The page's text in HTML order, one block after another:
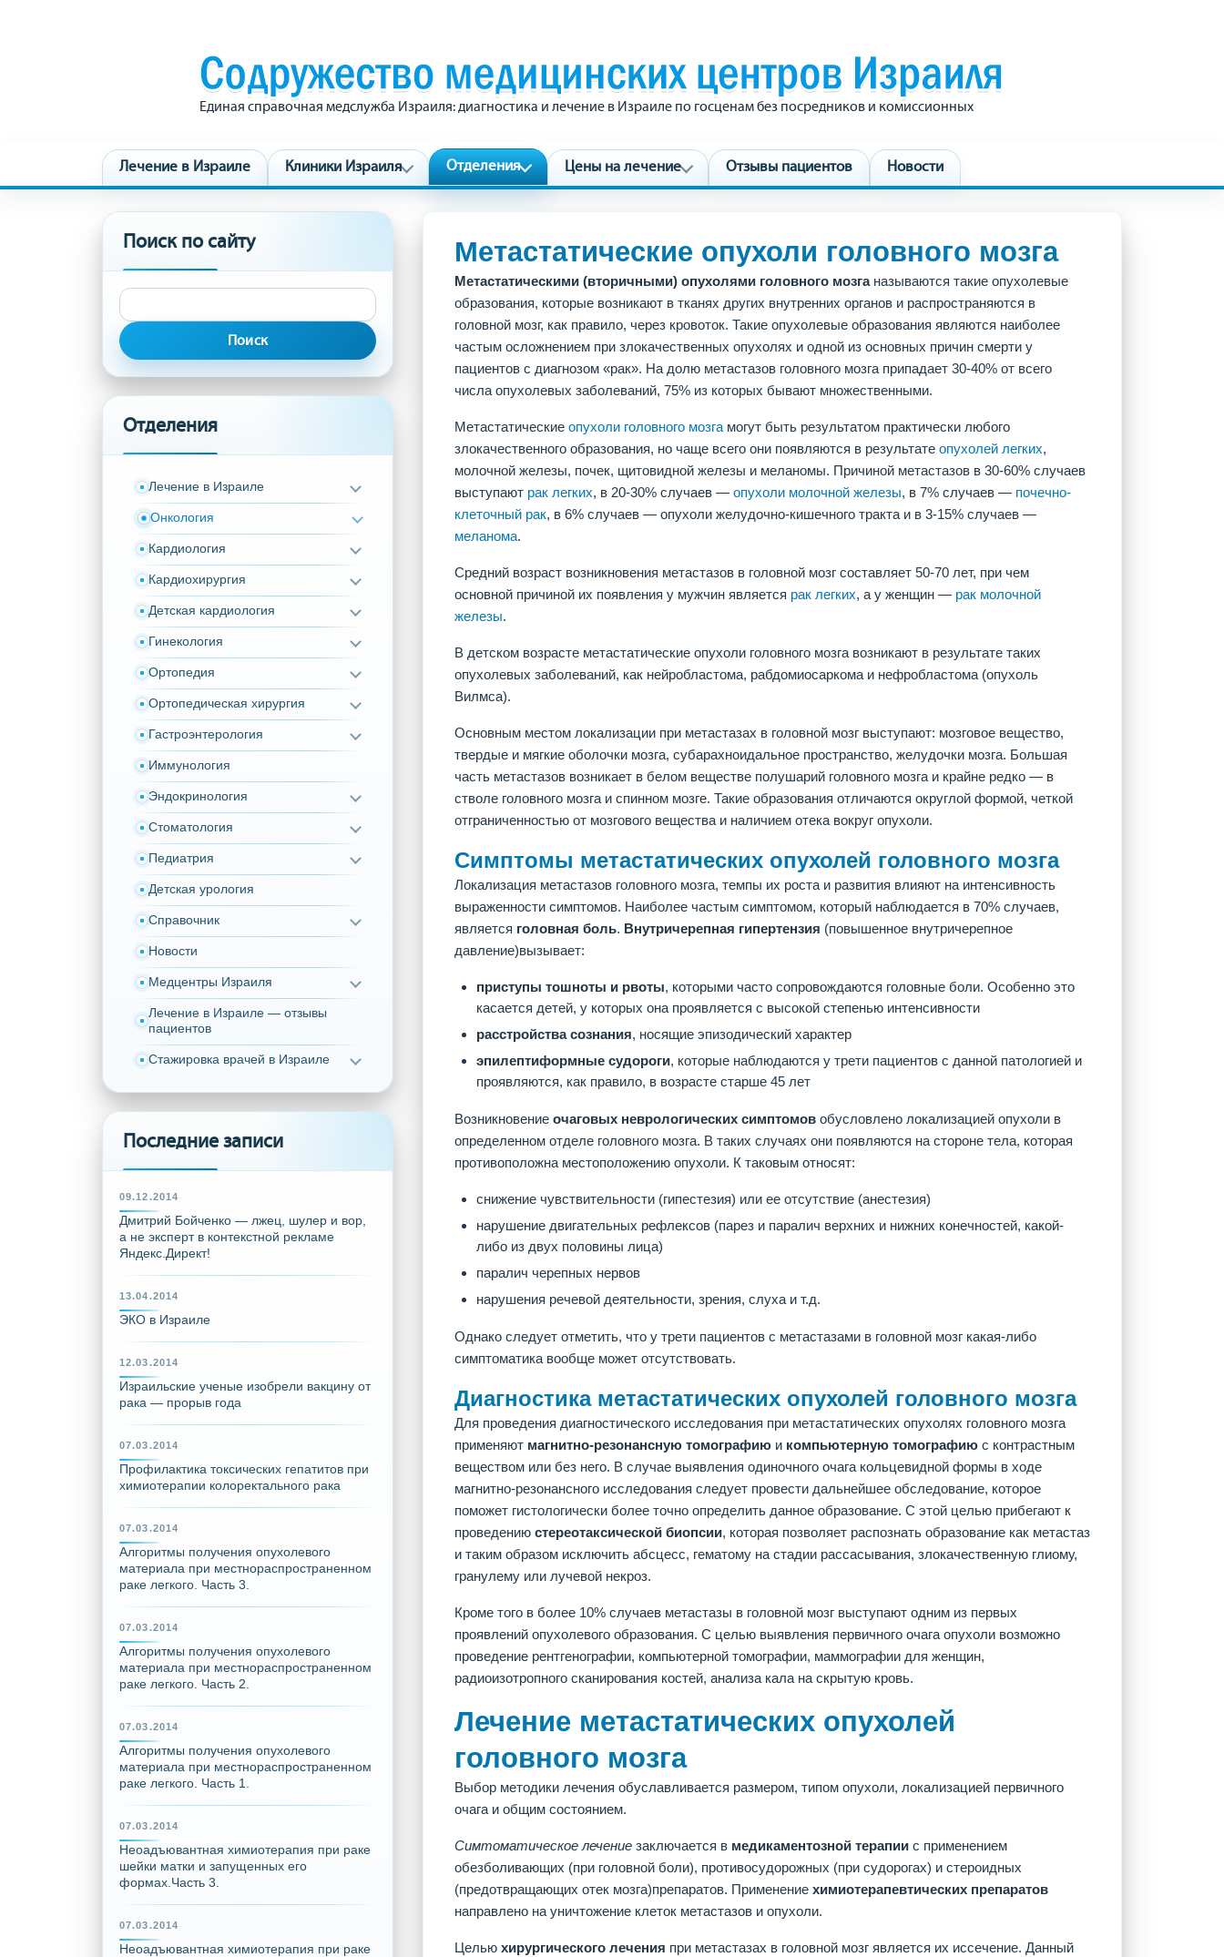
Единая справочная медслужба Израиля: диагностика и лечение в Израиле по госценам без посредников и комиссионных
Лечение в Израиле Клиники Израиля Отделения Цены на лечение Отзывы пациентов Новости
Поиск по сайту
Найти:
Отделения
Лечение в Израиле
Онкология
Кардиология
Кардиохирургия
Детская кардиология
Гинекология
Ортопедия
Ортопедическая хирургия
Гастроэнтерология
Иммунология
Эндокринология
Стоматология
Педиатрия
Детская урология
Справочник
Новости
Медцентры Израиля
Лечение в Израиле — отзывы
пациентов
Стажировка врачей в Израиле
Последние записи
09.12.2014
Дмитрий Бойченко — лжец, шулер и вор,
а не эксперт в контекстной рекламе
Яндекс.Директ!
13.04.2014
ЭКО в Израиле
12.03.2014
Израильские ученые изобрели вакцину от
рака — прорыв года
07.03.2014
Профилактика токсических гепатитов при
химиотерапии колоректального рака
07.03.2014
Алгоритмы получения опухолевого
материала при местнораспространенном
раке легкого. Часть 3.
07.03.2014
Алгоритмы получения опухолевого
материала при местнораспространенном
раке легкого. Часть 2.
07.03.2014
Алгоритмы получения опухолевого
материала при местнораспространенном
раке легкого. Часть 1.
07.03.2014
Неоадъювантная химиотерапия при раке
шейки матки и запущенных его
формах.Часть 3.
07.03.2014
Неоадъювантная химиотерапия при раке
Метастатические опухоли головного мозга
Метастатическими (вторичными) опухолями головного мозганазываются такие опухолевые
образования, которые возникают в тканях других внутренних органов и распространяются в
головной мозг, как правило, через кровоток. Такие опухолевые образования являются наиболее
частым осложнением при злокачественных опухолях и одной из основных причин смерти у
пациентов с диагнозом «рак». На долю метастазов головного мозга припадает 30-40% от всего
числа опухолевых заболеваний, 75% из которых бывают множественными.
Метастатические опухоли головного мозга могут быть результатом практически любого
злокачественного образования, но чаще всего они появляются в результате опухолей легких,
молочной железы, почек, щитовидной железы и меланомы. Причиной метастазов в 30-60% случаев
выступают рак легких, в 20-30% случаев — опухоли молочной железы, в 7% случаев — почечно-
клеточный рак, в 6% случаев — опухоли желудочно-кишечного тракта и в 3-15% случаев —
меланома.
Средний возраст возникновения метастазов в головной мозг составляет 50-70 лет, при чем
основной причиной их появления у мужчин является рак легких, а у женщин — рак молочной
железы.
В детском возрасте метастатические опухоли головного мозга возникают в результате таких
опухолевых заболеваний, как нейробластома, рабдомиосаркома и нефробластома (опухоль
Вилмса).
Основным местом локализации при метастазах в головной мозг выступают: мозговое вещество,
твердые и мягкие оболочки мозга, субарахноидальное пространство, желудочки мозга. Большая
часть метастазов возникает в белом веществе полушарий головного мозга и крайне редко — в
стволе головного мозга и спинном мозге. Такие образования отличаются округлой формой, четкой
отграниченностью от мозгового вещества и наличием отека вокруг опухоли.
Симптомы метастатических опухолей головного мозга
Локализация метастазов головного мозга, темпы их роста и развития влияют на интенсивность
выраженности симптомов. Наиболее частым симптомом, который наблюдается в 70% случаев,
является головная боль. Внутричерепная гипертензия (повышенное внутричерепное
давление)вызывает:
приступы тошноты и рвоты, которыми часто сопровождаются головные боли. Особенно это
касается детей, у которых она проявляется с высокой степенью интенсивности
расстройства сознания, носящие эпизодический характер
эпилептиформные судороги, которые наблюдаются у трети пациентов с данной патологией и
проявляются, как правило, в возрасте старше 45 лет
Возникновение очаговых неврологических симптомов обусловлено локализацией опухоли в
определенном отделе головного мозга. В таких случаях они появляются на стороне тела, которая
противоположна местоположению опухоли. К таковым относят:
снижение чувствительности (гипестезия) или ее отсутствие (анестезия)
нарушение двигательных рефлексов (парез и паралич верхних и нижних конечностей, какой-
либо из двух половины лица)
паралич черепных нервов
нарушения речевой деятельности, зрения, слуха и т.д.
Однако следует отметить, что у трети пациентов с метастазами в головной мозг какая-либо
симптоматика вообще может отсутствовать.
Диагностика метастатических опухолей головного мозга
Для проведения диагностического исследования при метастатических опухолях головного мозга
применяют магнитно-резонансную томографию и компьютерную томографию с контрастным
веществом или без него. В случае выявления одиночного очага кольцевидной формы в ходе
магнитно-резонансного исследования следует провести дальнейшее обследование, которое
поможет гистологически более точно определить данное образование. С этой целью прибегают к
проведению стереотаксической биопсии, которая позволяет распознать образование как метастаз
и таким образом исключить абсцесс, гематому на стадии рассасывания, злокачественную глиому,
гранулему или лучевой некроз.
Кроме того в более 10% случаев метастазы в головной мозг выступают одним из первых
проявлений опухолевого образования. С целью выявления первичного очага опухоли возможно
проведение рентгенографии, компьютерной томографии, маммографии для женщин,
радиоизотропного сканирования костей, анализа кала на скрытую кровь.
Лечение метастатических опухолей
головного мозга
Выбор методики лечения обуславливается размером, типом опухоли, локализацией первичного
очага и общим состоянием.
Симтоматическое лечение заключается в медикаментозной терапии с применением
обезболивающих (при головной боли), противосудорожных (при судорогах) и стероидных
(предотвращающих отек мозга)препаратов. Применение химиотерапевтических препаратов
направлено на уничтожение клеток метастазов и опухоли.
Целью хирургического лечения при метастазах в головной мозг является их иссечение. Данный